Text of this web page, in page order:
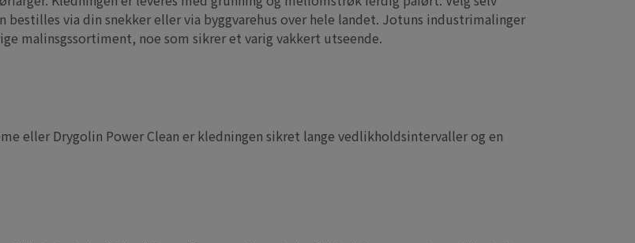
via din snekker eller via byggvarehus over hele landet. Jotuns industrimalinger
malinsgssortiment, noe som sikrer et varig vakkert utseende.
eller Drygolin Power Clean er kledningen sikret lange vedlikholdsintervaller og en